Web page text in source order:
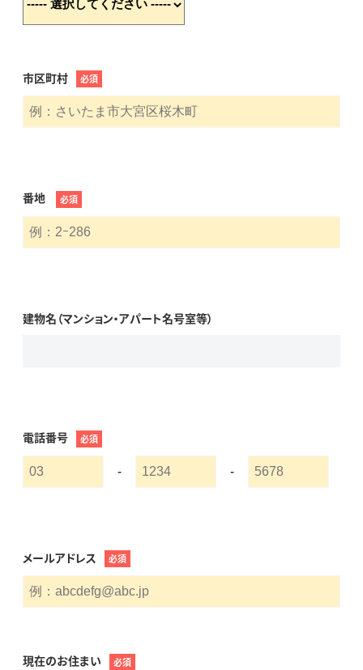
市区町村 必須
番地 必須
建物名（マンション・アパート名号室等）
電話番号 必須
- -
メールアドレス 必須
現在のお住まい 必須